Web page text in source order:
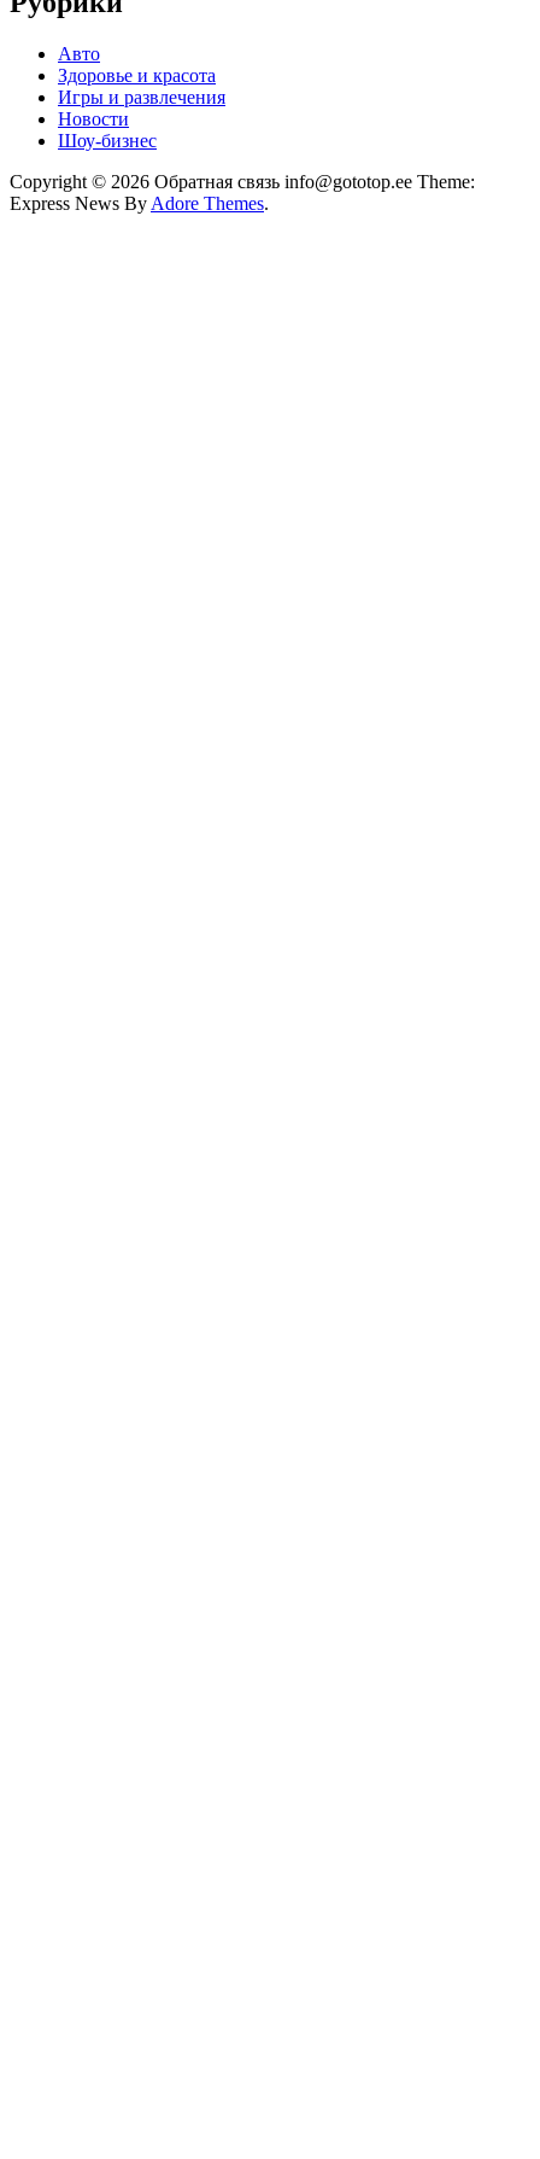
Авто
Здоровье и красота
Игры и развлечения
Новости
Шоу-бизнес
Copyright © 2026 Обратная связь info@gototop.ee Theme:
Express News By Adore Themes.